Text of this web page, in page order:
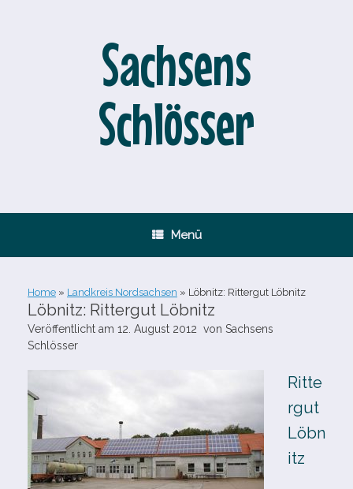
Sachsens
Schlösser
Menü
Home » Landkreis Nordsachsen » Löbnitz: Rittergut Löbnitz
Löbnitz: Rittergut Löbnitz
Veröffentlicht am 12. August 2012 von Sachsens
Schlösser
Ritte
rgut
Löbn
itz